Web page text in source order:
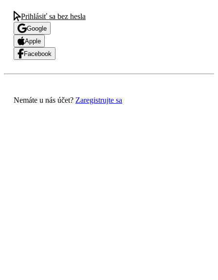
Prihlásiť sa bez hesla
Google
Apple
Facebook
Nemáte u nás účet? Zaregistrujte sa